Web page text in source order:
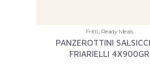
Fritti, Ready Meals
PANZEROTTINI
FRIARIELLI 4X900GR